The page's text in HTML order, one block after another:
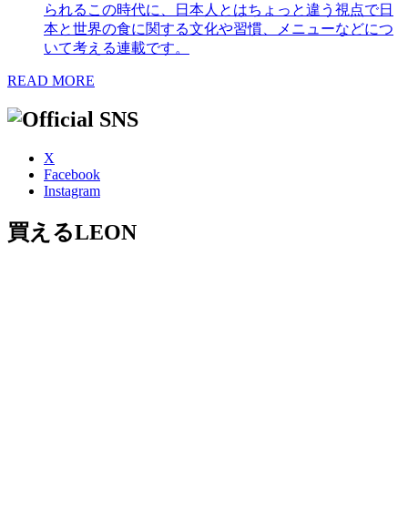
られるこの時代に、日本人とはちょっと違う視点で日
本と世界の食に関する文化や習慣、メニューなどにつ
いて考える連載です。
READ MORE
X
Facebook
Instagram
買えるLEON